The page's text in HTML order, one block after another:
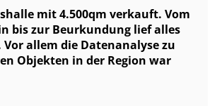
mit 4.500qm verkauft. Vom
bis zur Beurkundung lief alles
allem die Datenanalyse zu
Objekten in der Region war